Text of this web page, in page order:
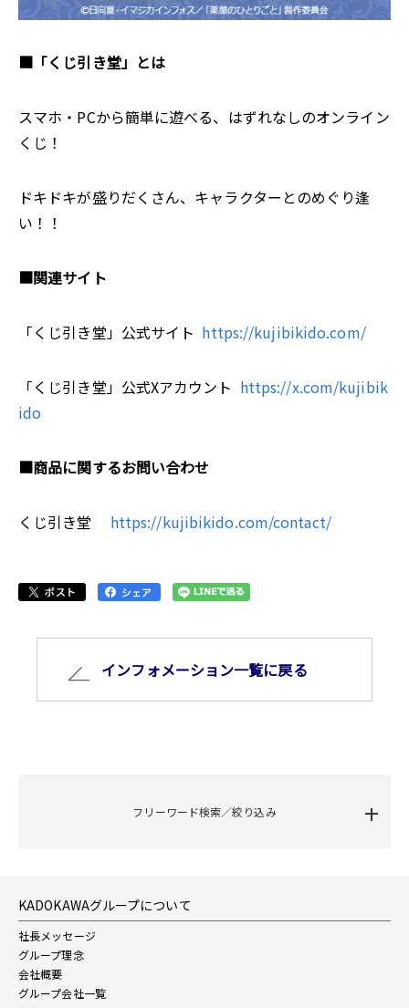
■「くじ引き堂」とは
スマホ・PCから簡単に遊べる、はずれなしのオンライン
くじ！
ドキドキが盛りだくさん、キャラクターとのめぐり逢
い！！
■関連サイト
「くじ引き堂」公式サイト https://kujibikido.com/
「くじ引き堂」公式Xアカウント https://x.com/kujibik
ido
■商品に関するお問い合わせ
くじ引き堂 https://kujibikido.com/contact/
インフォメーション⼀覧に戻る
フリーワード検索／絞り込み
KADOKAWAグループについて
社長メッセージ
グループ理念
会社概要
グループ会社一覧